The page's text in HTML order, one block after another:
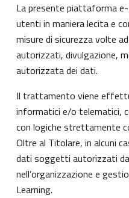
La presente piattaforma
utenti in maniera lecita e
misure di sicurezza volte
autorizzati, divulgazione,
autorizzata dei dati.
Il trattamento viene
informatici e/o telematici,
con logiche strettamente
Oltre al Titolare, in alcuni
dati soggetti autorizzati
nell’organizzazione e
Learning.